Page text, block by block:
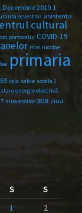
Decembrie 2019 1
ecvestra\ asistenta
cultural
portocaliu COVID-19
mos nicolae
primaria
raja sabie scoala 1
energie electrică
ziua eroilor 2018 ziua
S
S
1
2